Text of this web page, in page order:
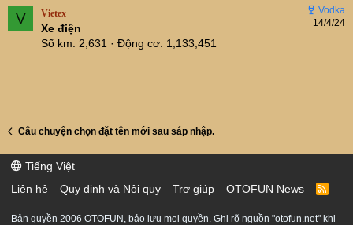
V 14/4/24
Vietex
Xe điện
Số km
2,631 Động cơ 1,133,451
Câu chuyện chọn đặt tên mới sau sáp nhập.
Tiếng Việt
Liên hệ
Quy định và Nội quy Trợ giúp OTOFUN News
R
S
Bản quyền 2006 OTOFUN, bảo lưu mọi quyền. Ghi rõ nguồn "otofun.net" khi